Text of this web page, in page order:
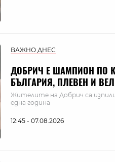
ВАЖНО ДНЕС
ДОБРИЧ Е ШАМПИОН ПО
БЪЛГАРИЯ, ПЛЕВЕН И
Жителите на Добрич са изпили
една година
12:45 - 07.08.2026